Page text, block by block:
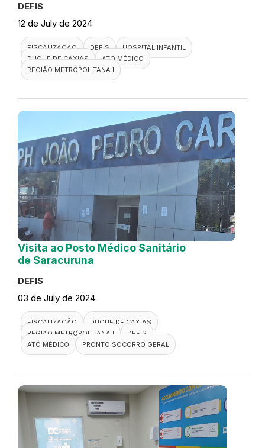
DEFIS
12 de July de 2024
FISCALIZAÇÃO DEFIS
HOSPITAL INFANTIL
DUQUE DE CAXIAS
ATO MÉDICO
REGIÃO METROPOLITANA I
Visita ao Posto Médico Sanitário
de Saracuruna
DEFIS
03 de July de 2024
FISCALIZAÇÃO
DUQUE DE CAXIAS
REGIÃO METROPOLITANA I
DEFIS
ATO MÉDICO
PRONTO SOCORRO GERAL